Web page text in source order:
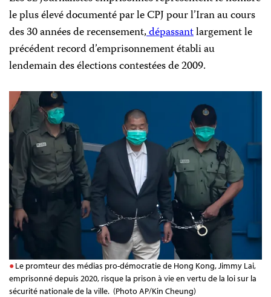
le plus élevé documenté par le CPJ pour l’Iran au cours
des 30 années de recensement,dépassantlargement le
précédent record d’emprisonnement établi au
lendemain des élections contestées de 2009.
Le promteur des médias pro-démocratie de Hong Kong, Jimmy Lai,
emprisonné depuis 2020, risque la prison à vie en vertu de la loi sur la
sécurité nationale de la ville. (Photo AP/Kin Cheung)